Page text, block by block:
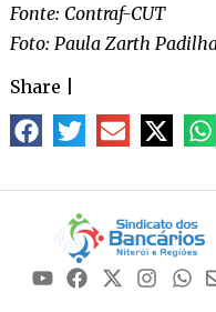
Fonte: Contraf-CUT
Foto: Paula Zarth
Share